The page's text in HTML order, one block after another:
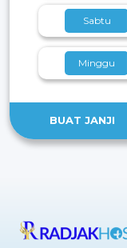
Sabtu
Minggu
BUAT JANJI